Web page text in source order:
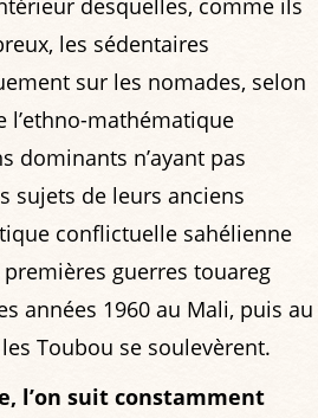
les sédentaires
sur les nomades, selon
l’ethno-mathématique
dominants n’ayant pas
sujets de leurs anciens
conflictuelle sahélienne
guerres touareg
années 1960 au Mali, puis au
Toubou se soulevèrent.
l’on suit constamment